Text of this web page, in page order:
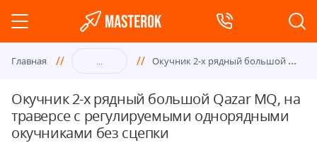
Главная ... Оку
чник 2-х рядный большой Qazar MQ, на траверсе с регулируемыми однорядными окучниками без сцепки
Окучник 2-х рядный большой Qazar MQ, на
траверсе с регулируемыми однорядными
окучниками без сцепки